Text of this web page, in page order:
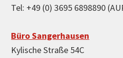
Tel: +49 (0) 3695 6898890
Büro Sangerhausen
Kylische Straße 54C